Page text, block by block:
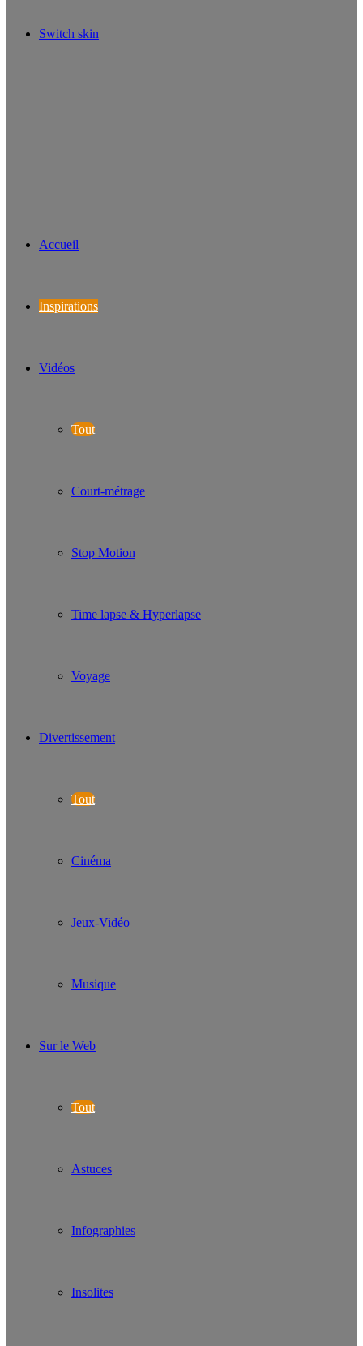
Switch skin
Accueil
Inspirations
Vidéos
Tout
Court-métrage
Stop Motion
Time lapse & Hyperlapse
Voyage
Divertissement
Tout
Cinéma
Jeux-Vidéo
Musique
Sur le Web
Tout
Astuces
Infographies
Insolites